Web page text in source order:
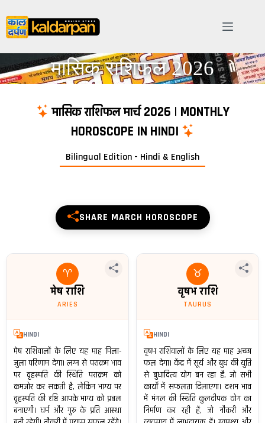
मासिक राशिफल 2026
Monthly Horoscope Predictions (मासिक राशिफल) for all Zodiac
मासिक राशिफल मार्च 2026 | MONTHLY
HOROSCOPE IN HINDI
Bilingual Edition - Hindi & English
SHARE MARCH HOROSCOPE
♈
मेष राशि
ARIES
HINDI
मेष राशिवालों के लिए यह माह मिला-
जुला परिणाम देगा। लग्न से पराक्रम भाव
पर वृहस्पति की स्थिति पराक्रम को
कमजोर कर सकती है, लेकिन भाग्य पर
वृहस्पति की दृष्टि आपके भाग्य को प्रबल
बनाएगी। धर्म और गुरु के प्रति आस्था
♉
वृषभ राशि
TAURUS
HINDI
वृषभ राशिवालों के लिए यह माह अच्छा
फल देगा। केंद्र में सूर्य और बुध की युति
से बुधादित्य योग बन रहा है, जो सभी
कार्यों में सफलता दिलाएगा। दशम भाव
में मंगल की स्थिति कुलदीपक योग का
निर्माण कर रही है, जो नौकरी और